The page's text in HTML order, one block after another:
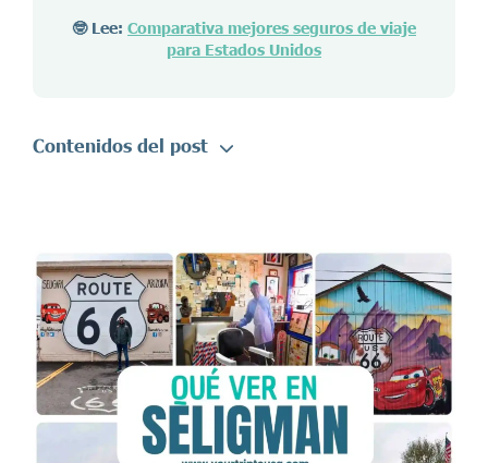
🤓 Lee: Comparativa mejores seguros de viaje
para Estados Unidos
Contenidos del post